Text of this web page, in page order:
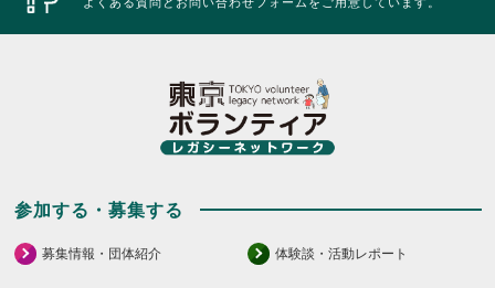
参加する・募集する
募集情報・団体紹介 体験談・活動レポート